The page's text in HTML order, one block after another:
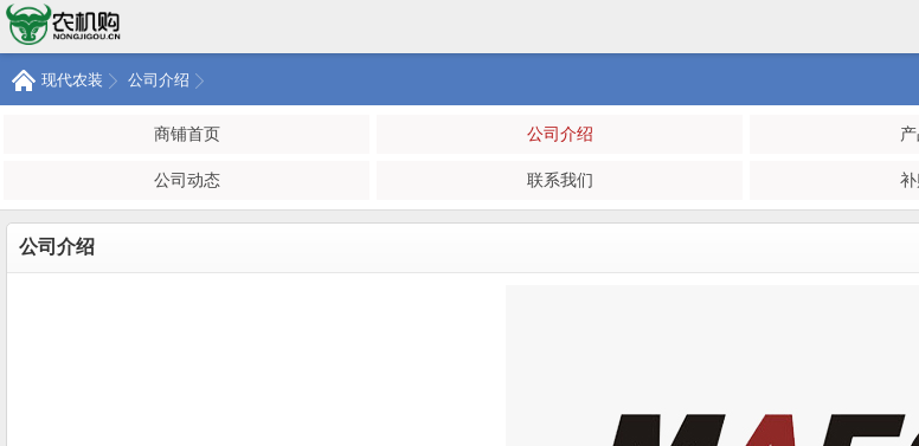
现代农装 公司介绍
商铺首页 公司介绍
公司动态 联系我们
公司介绍